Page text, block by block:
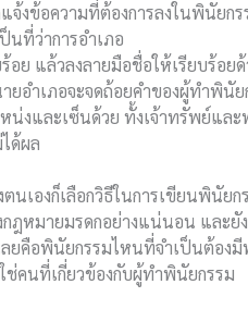
จ้งข้อความที่ต้องการลงในพินัยก
ที่ว่าการอำเภอ
ย แล้วลงลายมือชื่อให้เรียบร้อยด้
อำเภอจะจดถ้อยคำของผู้ทำพินัย
งและเซ็นด้วย ทั้งเจ้าทรัพย์และ
ด้ผล
เองก็เลือกวิธีในการเขียนพินัยก
หมายมรดกอย่างแน่นอน และยัง
ลยคือพินัยกรรมไหนที่จำเป็นต้อง
คนที่เกี่ยวข้องกับผู้ทำพินัยกรรม